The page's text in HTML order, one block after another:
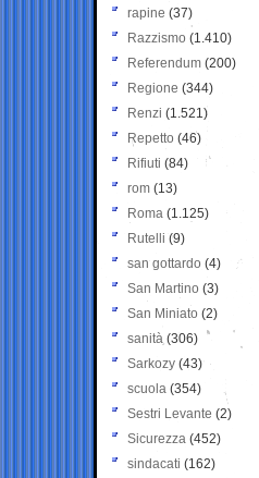
rapine (37)
Razzismo (1.410)
Referendum (200)
Regione (344)
Renzi (1.521)
Repetto (46)
Rifiuti (84)
rom (13)
Roma (1.125)
Rutelli (9)
san gottardo (4)
San Martino (3)
San Miniato (2)
sanità (306)
Sarkozy (43)
scuola (354)
Sestri Levante (2)
Sicurezza (452)
sindacati (162)